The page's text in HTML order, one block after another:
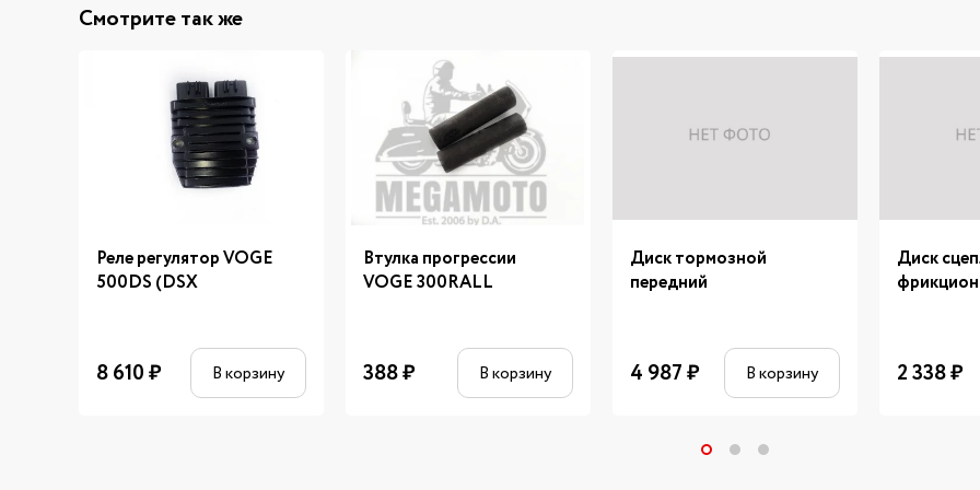
Смотрите так же
Реле регулятор VOGE
500DS (DSX
8 610₽ В корзину
Втулка прогрессии
VOGE 300RALL
388₽ В корзину
Диск тормозной
передний
4 987₽ В корзину
Диск
2 338₽